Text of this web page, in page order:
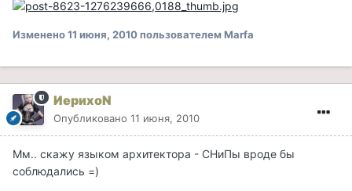
Изменено11 июня, 2010пользователем Marfa
ИерихоN
Опубликовано 11 июня, 2010
Мм.. скажу языком архитектора - СНиПы вроде бы
соблюдались =)